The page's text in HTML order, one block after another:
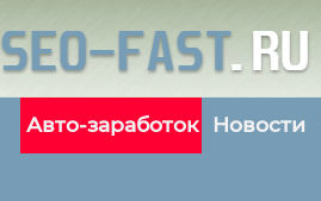
Авто-заработок Новости